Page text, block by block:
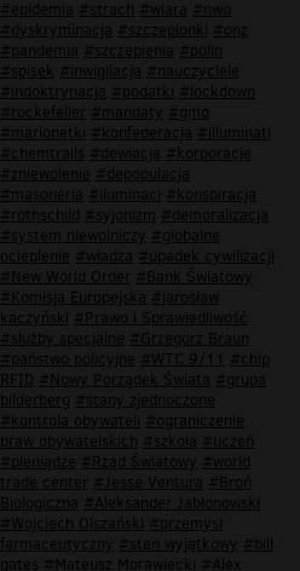
#epidemia #strach #wiara #nwo
#dyskryminacja #szczepionki #onz
#pandemia #szczepienia #polin
#spisek #inwigilacja #nauczyciele
#indoktrynacja #podatki #lockdown
#rockefeller #mandaty #gmo
#marionetki #konfederacja #illuminati
#chemtrails #dewiacja #korporacje
#zniewolenie #depopulacja
#masoneria #iluminaci #konspiracja
#rothschild #syjonizm #demoralizacja
#system niewolniczy #globalne
ocieplenie #władza #upadek cywilizacji
#New World Order #Bank Światowy
#Komisja Europejska #jarosław
kaczyński #Prawo i Sprawiedliwość
#służby specjalne #Grzegorz Braun
#państwo policyjne #WTC 9/11 #chip
RFID #Nowy Porządek Świata #grupa
bilderberg #stany zjednoczone
#kontrola obywateli #ograniczenie
praw obywatelskich #szkoła #uczeń
#pieniądze #Rząd Światowy #world
trade center #Jesse Ventura #Broń
Biologiczna #Aleksander Jabłonowski
#Wojciech Olszański #przemysł
farmaceutyczny #stan wyjątkowy #bill
gates #Mateusz Morawiecki #Alex